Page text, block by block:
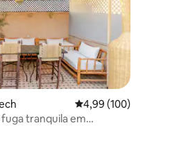
5, 286 avaliações
4,99 de uma avaliação
4,99 (100)
fuga tranquila em